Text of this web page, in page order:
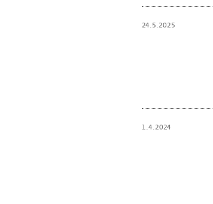
24.5.2025
1.4.2024